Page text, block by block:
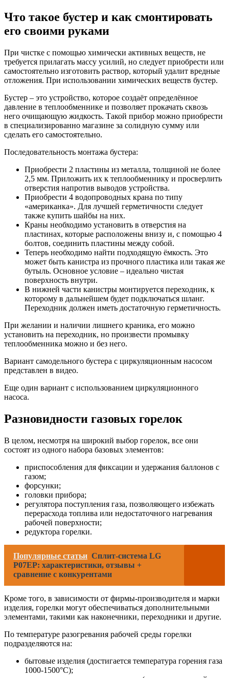
Что такое бустер и как смонтировать
его своими руками
При чистке с помощью химически активных веществ, не
требуется прилагать массу усилий, но следует приобрести или
самостоятельно изготовить раствор, который удалит вредные
отложения. При использовании химических веществ бустер.
Бустер – это устройство, которое создаёт определённое
давление в теплообменнике и позволяет прокачать сквозь
него очищающую жидкость. Такой прибор можно приобрести
в специализированно магазине за солидную сумму или
сделать его самостоятельно.
Последовательность монтажа бустера:
Приобрести 2 пластины из металла, толщиной не более
2,5 мм. Приложить их к теплообменнику и просверлить
отверстия напротив выводов устройства.
Приобрести 4 водопроводных крана по типу
«американка». Для лучшей герметичности следует
также купить шайбы на них.
Краны необходимо установить в отверстия на
пластинах, которые расположены внизу и, с помощью 4
болтов, соединить пластины между собой.
Теперь необходимо найти подходящую ёмкость. Это
может быть канистра из прочного пластика или такая же
бутыль. Основное условие – идеально чистая
поверхность внутри.
В нижней части канистры монтируется переходник, к
которому в дальнейшем будет подключаться шланг.
Переходник должен иметь достаточную герметичность.
При желании и наличии лишнего краника, его можно
установить на переходник, но произвести промывку
теплообменника можно и без него.
Вариант самодельного бустера с циркуляционным насосом
представлен в видео.
Еще один вариант с использованием циркуляционного
насоса.
Разновидности газовых горелок
В целом, несмотря на широкий выбор горелок, все они
состоят из одного набора базовых элементов:
приспособления для фиксации и удержания баллонов с
газом;
форсунки;
головки прибора;
регулятора поступления газа, позволяющего избежать
перерасхода топлива или недостаточного нагревания
рабочей поверхности;
редуктора горелки.
Популярные статьи Сплит-система LG
P07EP: характеристики, отзывы +
сравнение с конкурентами
Кроме того, в зависимости от фирмы-производителя и марки
изделия, горелки могут обеспечиваться дополнительными
элементами, такими как наконечники, переходники и другие.
По температуре разогревания рабочей среды горелки
подразделяются на:
бытовые изделия (достигается температура горения газа
1000-1500°С);